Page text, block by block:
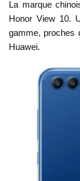
La marque
Honor View 10.
gamme, proches
Huawei.